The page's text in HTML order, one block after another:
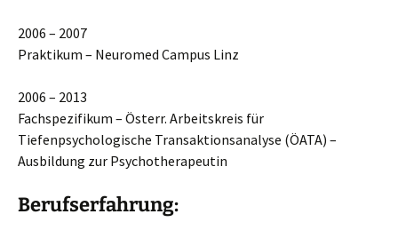
2006 – 2007
Praktikum – Neuromed Campus Linz
2006 – 2013
Fachspezifikum – Österr. Arbeitskreis für
Tiefenpsychologische Transaktionsanalyse (ÖATA) –
Ausbildung zur Psychotherapeutin
Berufserfahrung: